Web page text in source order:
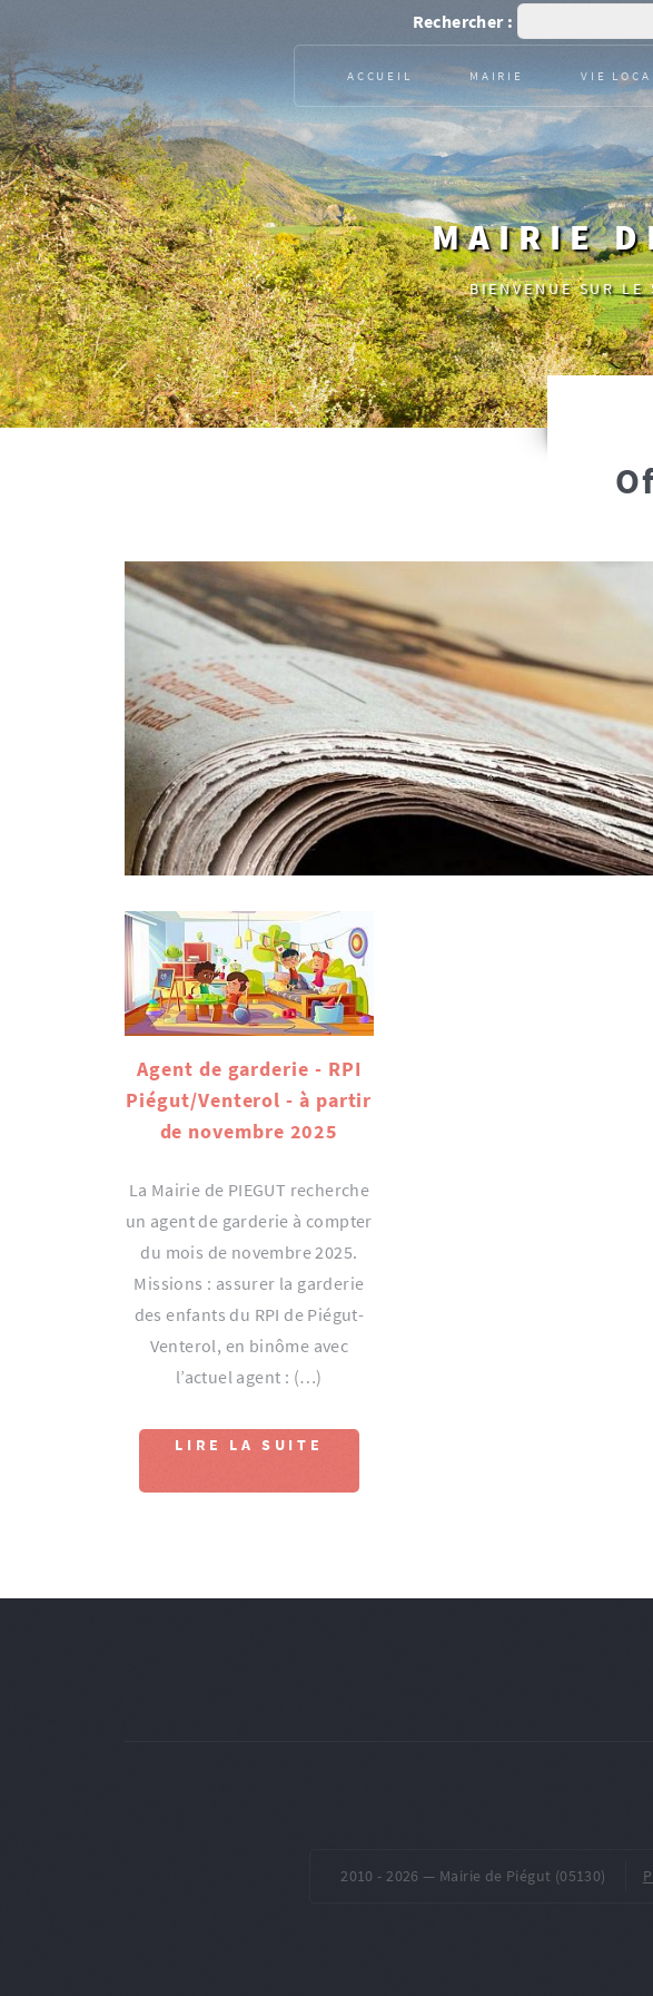
Rechercher :
MAIRIE
BIENVENUE SUR
ACCUEIL MAIRIE VIE
Agent de garderie - RPI
Piégut/Venterol - à partir
de novembre 2025
La Mairie de PIEGUT recherche
un agent de garderie à compter
du mois de novembre 2025.
Missions : assurer la garderie
des enfants du RPI de Piégut-
Venterol, en binôme avec
l’actuel agent : (…)
LIRE LA SUITE
2010 - 2026 — Mairie de Piégut (05130)